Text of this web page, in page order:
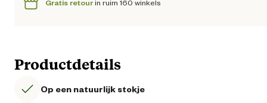
Gratis retourin ruim 160 winkels
Productdetails
Op een natuurlijk stokje